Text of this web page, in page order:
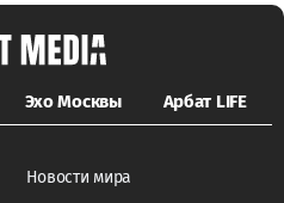
Эхо Москвы Арбат LIFE
Новости мира